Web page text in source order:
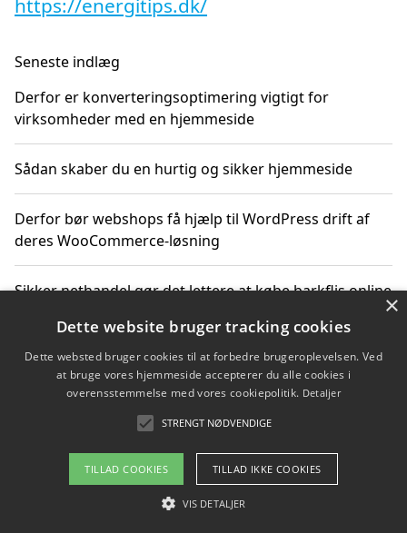
https://energitips.dk/
Seneste indlæg
Derfor er konverteringsoptimering vigtigt for
virksomheder med en hjemmeside
Sådan skaber du en hurtig og sikker hjemmeside
Derfor bør webshops få hjælp til WordPress drift af
deres WooCommerce-løsning
Sikker nethandel gør det lettere at købe barkflis online
Ting du bør vide før du vælger webbureau i Aarhus
Copyright 2026 - Pilanto Aps
Om / kontakt
Blog Betingelser
×
Dette website bruger tracking cookies
Dette websted bruger cookies til at forbedre brugeroplevelsen. Ved
at bruge vores hjemmeside accepterer du alle cookies i
overensstemmelse med vores cookiepolitik. Detaljer
STRENGT NØDVENDIGE
TILLAD COOKIES TILLAD IKKE COOKIES
VIS DETALJER